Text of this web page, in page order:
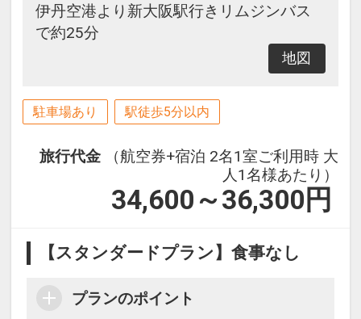
伊丹空港より新大阪駅行きリムジンバス
で約25分
地図
駐車場あり 駅徒歩5分以内
旅行代金
（航空券+宿泊 2名1室ご利用時 大
人1名様あたり）
34,600～36,300 円
【スタンダードプラン】食事なし
プランのポイント